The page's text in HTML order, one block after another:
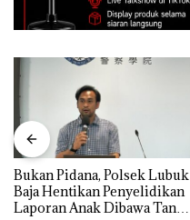
Bukan Pidana, Polsek Lubuk
Baja Hentikan Penyelidikan
Laporan Anak Dibawa Tanpa